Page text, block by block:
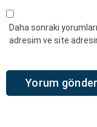
Daha sonraki
adresim ve site